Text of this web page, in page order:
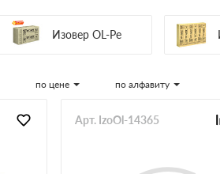
Изовер OL-Pe
по цене по алфавиту
Арт. IzoOl-14365